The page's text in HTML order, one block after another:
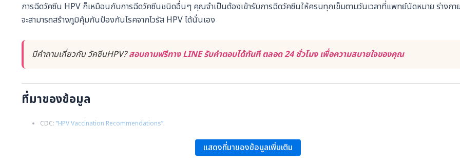
การฉีดวัคซีน HPV ก็เหมือนกับการฉีดวัคซีนชนิดอื่นๆ คุณจำเป็นต้องเข้ารับการฉีดวัคซีนให้ครบทุกเข็มตามวันเวลาที่แพทย์นัดหมาย ร่างกา
จะสามารถสร้างภูมิคุ้มกันป้องกันโรคจากไวรัส HPV ได้นั่นเอง
มีคำถามเกี่ยวกับ วัคซีนHPV?สอบถามฟรีทาง LINE รับคำตอบได้ทันที ตลอด 24 ชั่วโมง เพื่อความสบายใจของคุณ
ที่มาของข้อมูล
CDC: “HPV Vaccination Recommendations”.
แสดงที่มาของข้อมูลเพิ่มเติม